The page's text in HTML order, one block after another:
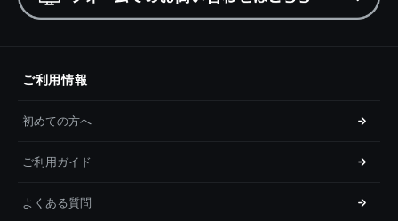
ご利用情報
初めての方へ
ご利用ガイド
よくある質問